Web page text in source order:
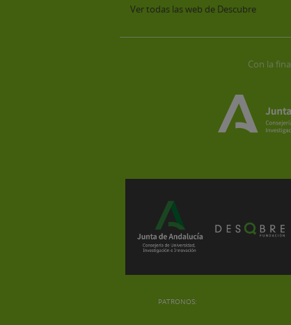
Ver todas las web de Descubre
Con la
PATRONOS: